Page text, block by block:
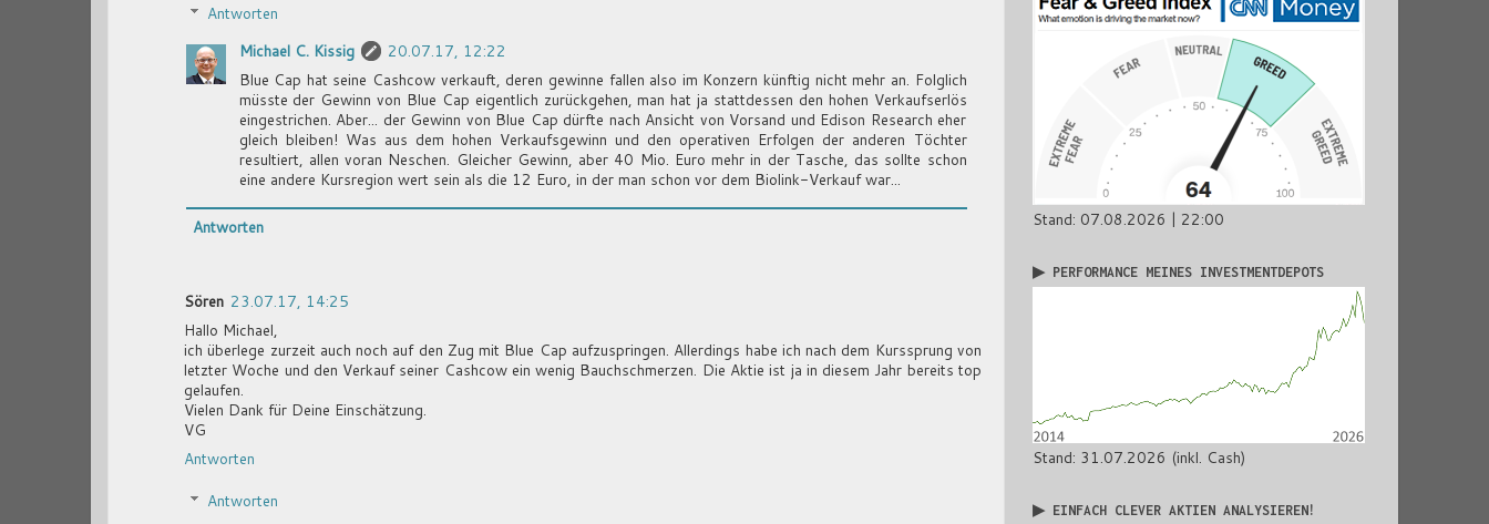
Antworten
Michael C. Kissig
20.07.17, 12:22
Blue Cap hat seine Cashcow verkauft, deren gewinne fallen also im Konzern künftig nicht mehr an. Folglich
müsste der Gewinn von Blue Cap eigentlich zurückgehen, man hat ja stattdessen den hohen Verkaufserlös
eingestrichen. Aber... der Gewinn von Blue Cap dürfte nach Ansicht von Vorsand und Edison Research eher
gleich bleiben! Was aus dem hohen Verkaufsgewinn und den operativen Erfolgen der anderen Töchter
resultiert, allen voran Neschen. Gleicher Gewinn, aber 40 Mio. Euro mehr in der Tasche, das sollte schon
eine andere Kursregion wert sein als die 12 Euro, in der man schon vor dem Biolink-Verkauf war...
Antworten
Sören 23.07.17, 14:25
Hallo Michael,
ich überlege zurzeit auch noch auf den Zug mit Blue Cap aufzuspringen. Allerdings habe ich nach dem Kurssprung von
letzter Woche und den Verkauf seiner Cashcow ein wenig Bauchschmerzen. Die Aktie ist ja in diesem Jahr bereits top
gelaufen.
Vielen Dank für Deine Einschätzung.
VG
Antworten
Antworten
Stand: 07.08.2026 | 22:00
▶ PERFORMANCE MEINES INVESTMENTDEPOTS
Stand: 31.07.2026 (inkl. Cash)
▶ EINFACH CLEVER AKTIEN ANALYSIEREN!